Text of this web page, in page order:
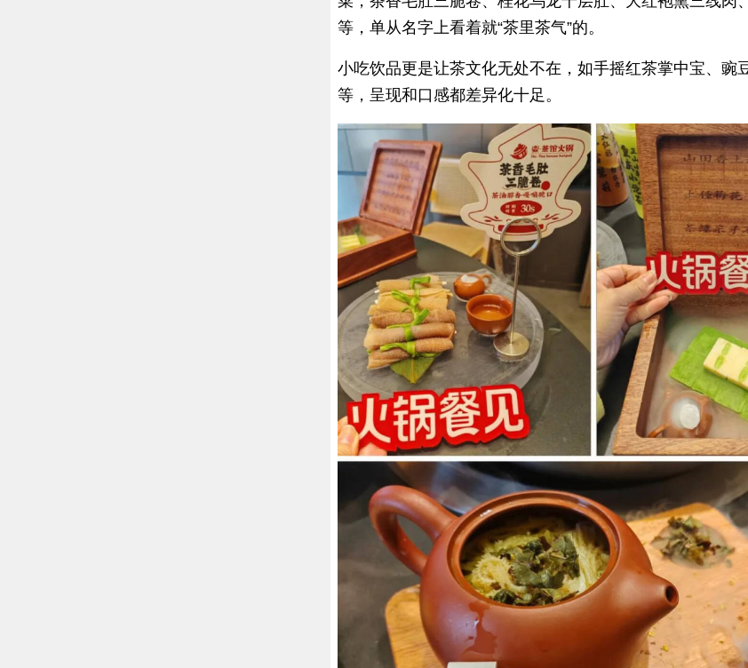
等，单从名字上看着就“茶里茶气”的。
小吃饮品更是让茶文化无处不在，如手摇红茶掌中宝、豌
等，呈现和口感都差异化十足。